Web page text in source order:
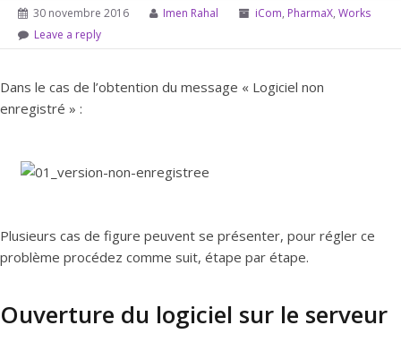
30 novembre 2016 Imen Rahal iCom, PharmaX, Works
Leave a reply
Dans le cas de l’obtention du message « Logiciel non
enregistré » :
Plusieurs cas de figure peuvent se présenter, pour régler ce
problème procédez comme suit, étape par étape.
Ouverture du logiciel sur le serveur